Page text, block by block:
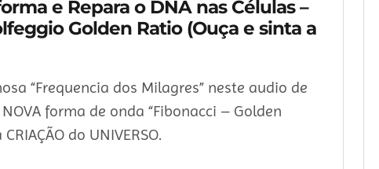
e Repara o DNA nas Células –
Golden Ratio (Ouça e sinta a
“Frequencia dos Milagres” neste audio de
forma de onda “Fibonacci – Golden
do UNIVERSO.